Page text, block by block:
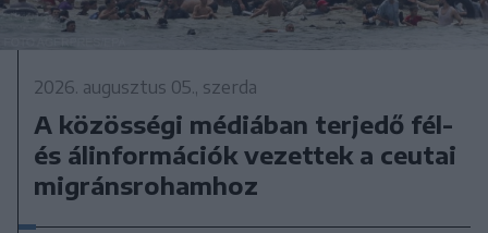
2026. augusztus 05., szerda
A közösségi médiában terjedő fél-
és álinformációk vezettek a ceutai
migránsrohamhoz